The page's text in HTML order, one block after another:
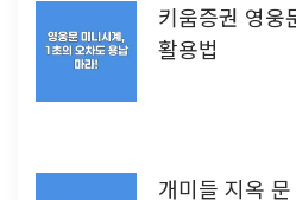
키움증권 영웅
활용법
개미들 지옥